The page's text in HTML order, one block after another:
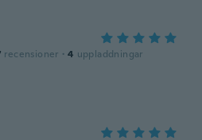
recensioner · 4 uppladdningar